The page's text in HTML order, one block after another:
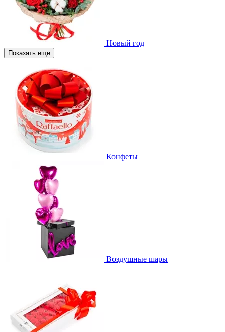
Новый год
Показать еще
Конфеты
Воздушные шары